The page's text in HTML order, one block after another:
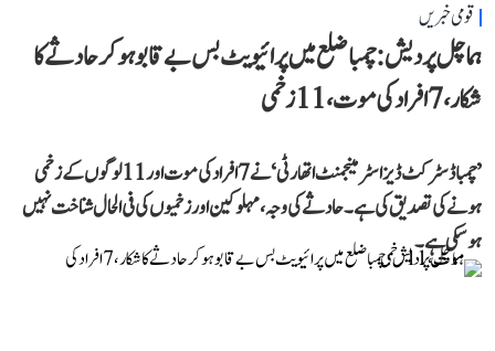
قومی خبریں
ہماچل پردیش: چمبا ضلع میں پرائیویٹ بس بے قابو ہوکر حادثے کا
شکار، 7 افراد کی موت، 11 زخمی
’چمبا ڈسٹرکٹ ڈیزاسٹر مینجمنٹ اتھارٹی‘ نے 7 افراد کی موت اور 11 لوگوں کے زخمی
ہونے کی تصدیق کی ہے۔ حادثے کی وجہ، مہلوکین اور زخمیوں کی فی الحال شناخت نہیں
ہو سکی ہے۔